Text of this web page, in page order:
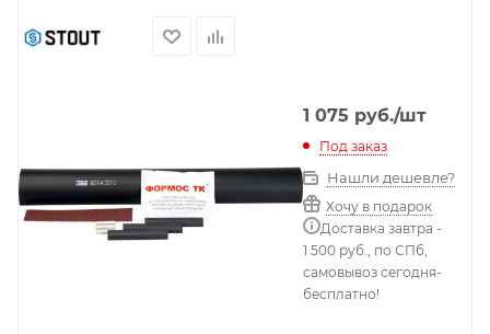
1 075 руб./шт
Под заказ
Нашли дешевле?
Хочу в подарок
Доставка завтра -
1 500 руб., по СПб,
самовывоз сегодня-
бесплатно!